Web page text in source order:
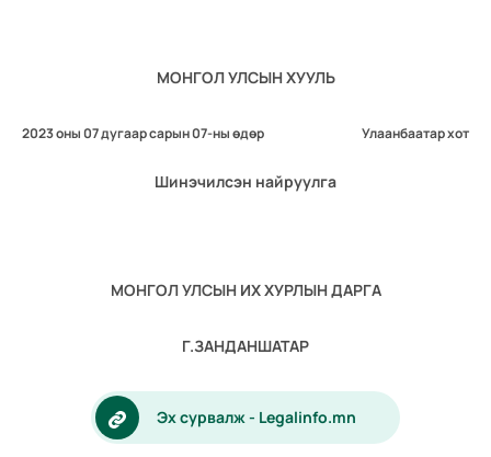
МОНГОЛ УЛСЫН ХУУЛЬ
2023 оны 07 дугаар сарын 07-ны өдөр Улаанбаатар хот
Шинэчилсэн найруулга
МОНГОЛ УЛСЫН ИХ ХУРЛЫН ДАРГА
Г.ЗАНДАНШАТАР
Эх сурвалж - Legalinfo.mn